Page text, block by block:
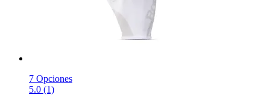
7 Opciones
5.0 (1)